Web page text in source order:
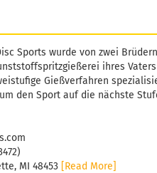
Sports wurde von zwei
ihres
Gießverfahren
den Sport auf die nächste
MI 48453 [Read More]